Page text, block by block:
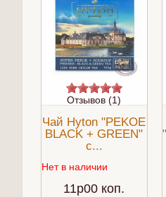
Отзывов (1)
Чай Hyton "PEKOE
BLACK + GREEN"
с...
Нет в наличии
11p00 коп.